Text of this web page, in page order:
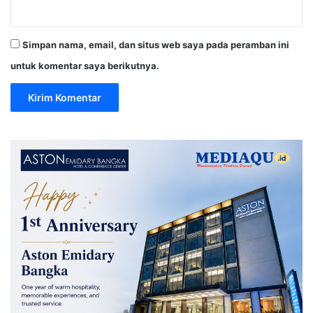
Simpan nama, email, dan situs web saya pada peramban ini
untuk komentar saya berikutnya.